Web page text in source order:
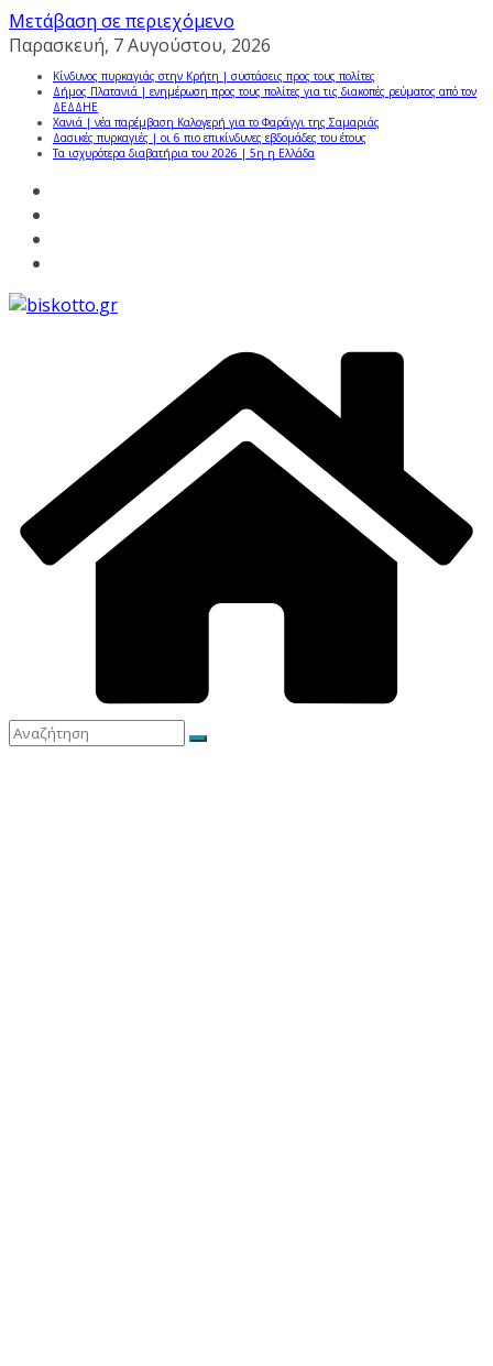
Μετάβαση σε περιεχόμενο
Παρασκευή, 7 Αυγούστου, 2026
Κίνδυνος πυρκαγιάς στην Κρήτη | συστάσεις προς τους πολίτες
Δήμος Πλατανιά | ενημέρωση προς τους πολίτες για τις διακοπές ρεύματος από τον
ΔΕΔΔΗΕ
Χανιά | νέα παρέμβαση Καλογερή για το Φαράγγι της Σαμαριάς
Δασικές πυρκαγιές | οι 6 πιο επικίνδυνες εβδομάδες του έτους
Τα ισχυρότερα διαβατήρια του 2026 | 5η η Ελλάδα